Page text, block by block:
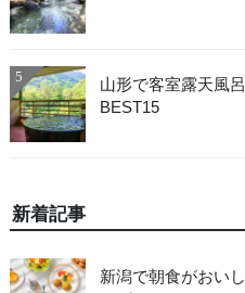
5
山形で客室露天風
BEST15
新着記事
新潟で朝食がおい